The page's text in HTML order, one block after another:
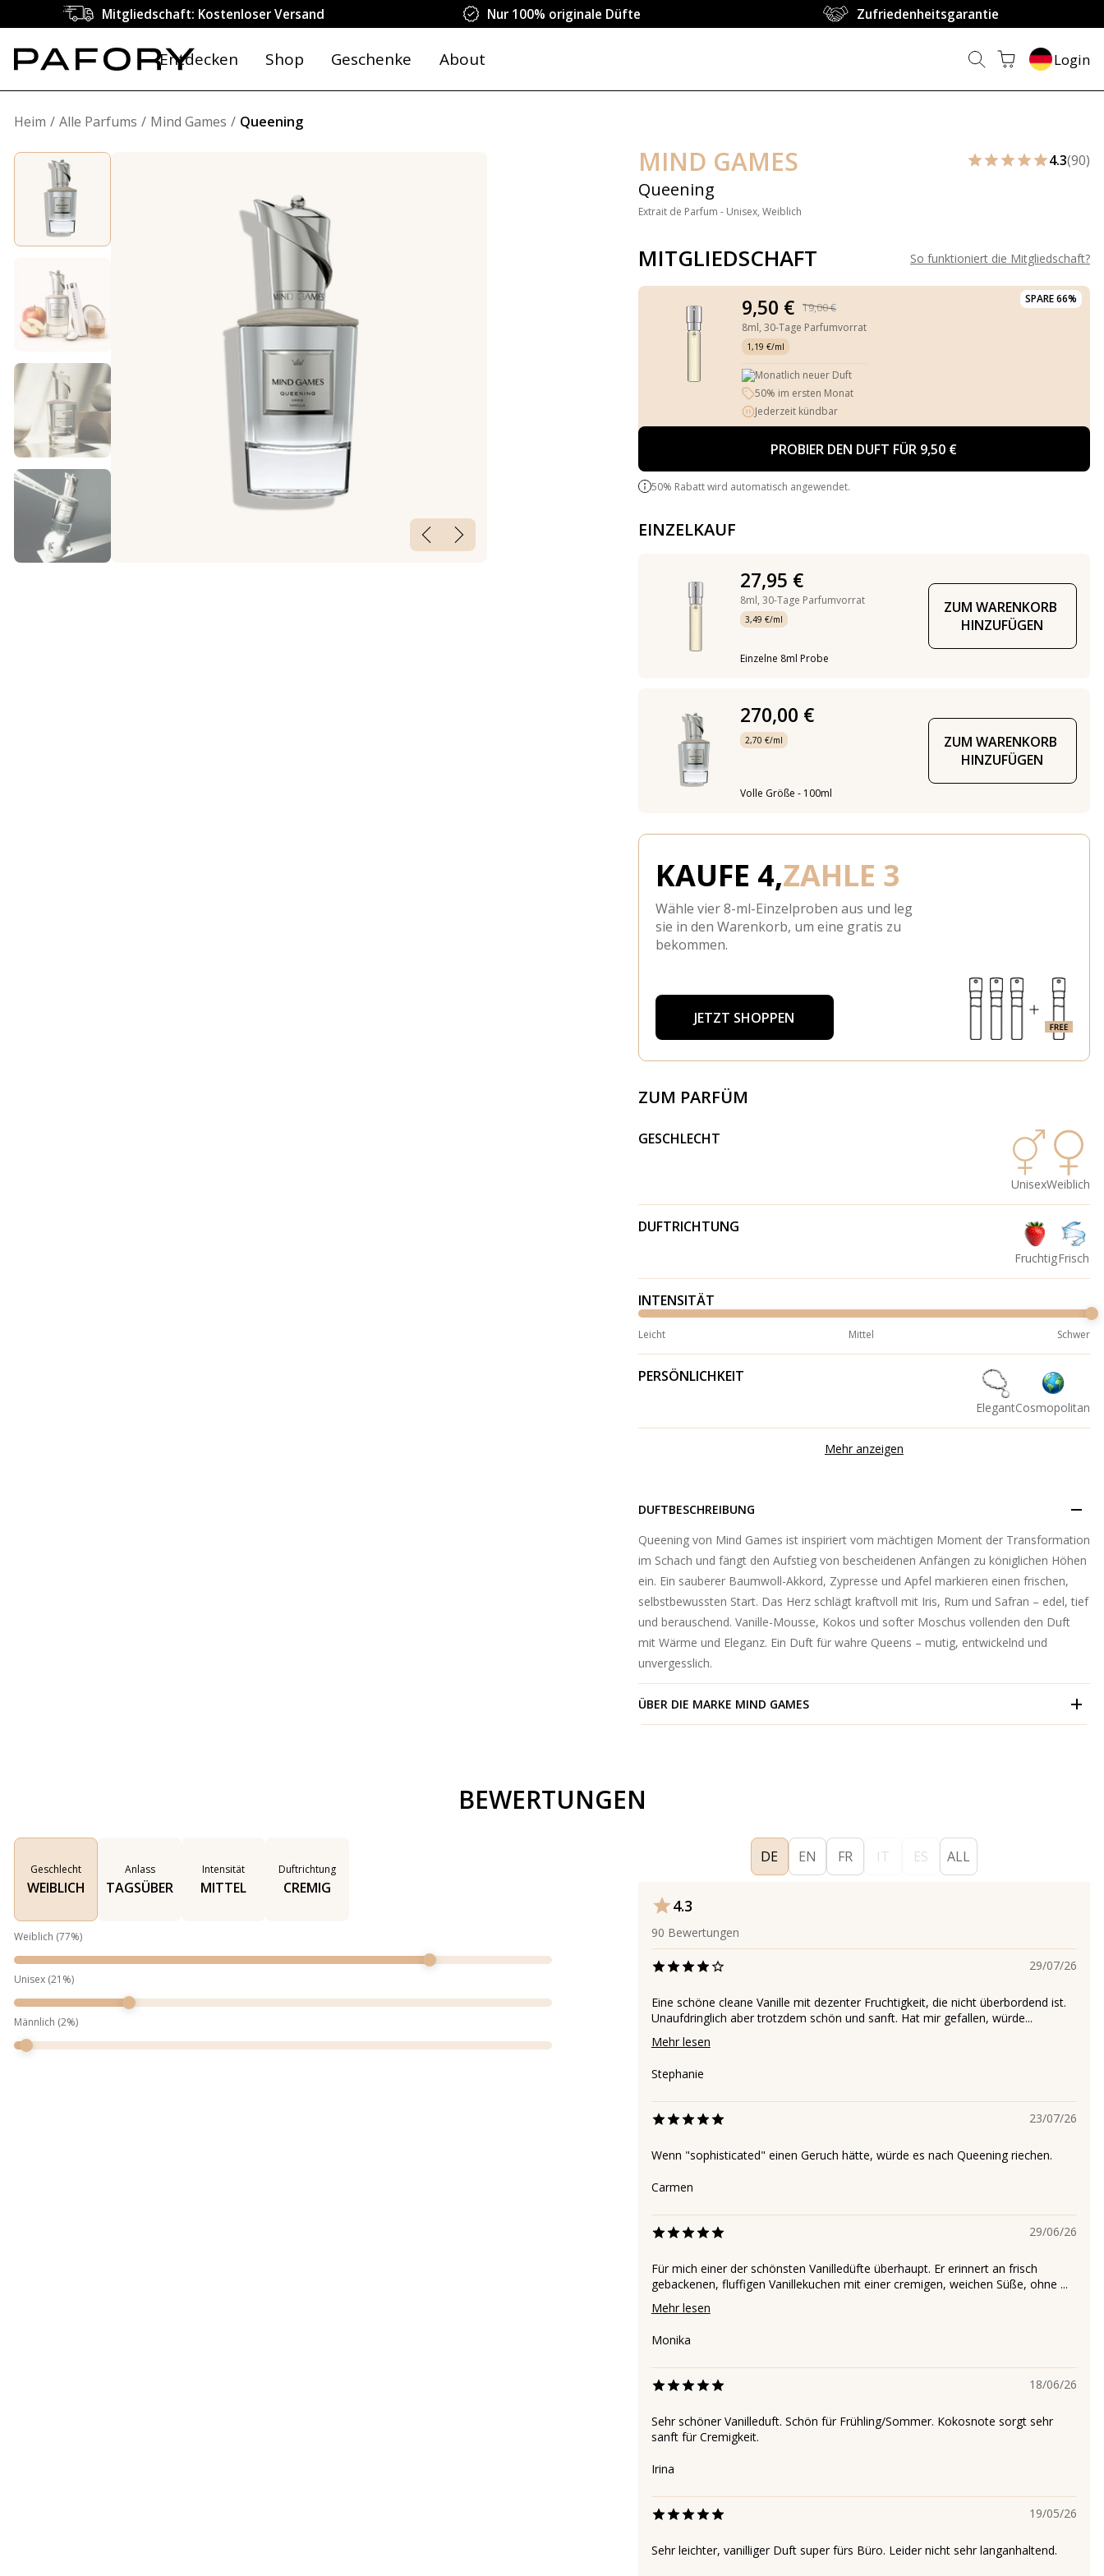
Mitgliedschaft: Kostenloser Versand Nur 100% originale Düfte Zufriedenheitsgarantie
Entdecken Shop Geschenke About Login
Heim Alle Parfums Mind Games Queening
MIND GAMES
Queening
Extrait de Parfum - Unisex, Weiblich
4.3(90)
MITGLIEDSCHAFT So funktioniert die Mitgliedschaft?
SPARE 66%
9,50 €
19,00 €
8ml, 30-Tage Parfumvorrat
1,19 €/ml
Monatlich neuer Duft
50% im ersten Monat
Jederzeit kündbar
PROBIER DEN DUFT FÜR 9,50 €
50% Rabatt wird automatisch angewendet.
EINZELKAUF
27,95 €
8ml, 30-Tage Parfumvorrat
3,49 €/ml
Einzelne 8ml Probe
ZUM WARENKORB
HINZUFÜGEN
270,00 €
2,70 €/ml
Volle Größe - 100ml
ZUM WARENKORB
HINZUFÜGEN
KAUFE 4,ZAHLE 3
Wähle vier 8-ml-Einzelproben aus und leg
sie in den Warenkorb, um eine gratis zu
bekommen.
JETZT SHOPPEN
ZUM PARFÜM
GESCHLECHT
UnisexWeiblich
DUFTRICHTUNG
FruchtigFrisch
INTENSITÄT
Leicht Mittel Schwer
PERSÖNLICHKEIT
ElegantCosmopolitan
Mehr anzeigen
DUFTBESCHREIBUNG
Queening von Mind Games ist inspiriert vom mächtigen Moment der Transformation
im Schach und fängt den Aufstieg von bescheidenen Anfängen zu königlichen Höhen
ein. Ein sauberer Baumwoll-Akkord, Zypresse und Apfel markieren einen frischen,
selbstbewussten Start. Das Herz schlägt kraftvoll mit Iris, Rum und Safran – edel, tief
und berauschend. Vanille-Mousse, Kokos und softer Moschus vollenden den Duft
mit Wärme und Eleganz. Ein Duft für wahre Queens – mutig, entwickelnd und
unvergesslich.
ÜBER DIE MARKE MIND GAMES
BEWERTUNGEN
Geschlecht
WEIBLICH
Anlass
TAGSÜBER
Intensität
MITTEL
Duftrichtung
CREMIG
Weiblich (77%)
Unisex (21 %)
Männlich (2%)
DE EN FR IT ES ALL
4.3
90 Bewertungen
29/07/26
Eine schöne cleane Vanille mit dezenter Fruchtigkeit, die nicht überbordend ist.
Unaufdringlich aber trotzdem schön und sanft. Hat mir gefallen, würde...
Mehr lesen
Stephanie
23/07/26
Wenn "sophisticated" einen Geruch hätte, würde es nach Queening riechen.
Carmen
29/06/26
Für mich einer der schönsten Vanilledüfte überhaupt. Er erinnert an frisch
gebackenen, fluffigen Vanillekuchen mit einer cremigen, weichen Süße, ohne ...
Mehr lesen
Monika
18/06/26
Sehr schöner Vanilleduft. Schön für Frühling/Sommer. Kokosnote sorgt sehr
sanft für Cremigkeit.
Irina
19/05/26
Sehr leichter, vanilliger Duft super fürs Büro. Leider nicht sehr langanhaltend.